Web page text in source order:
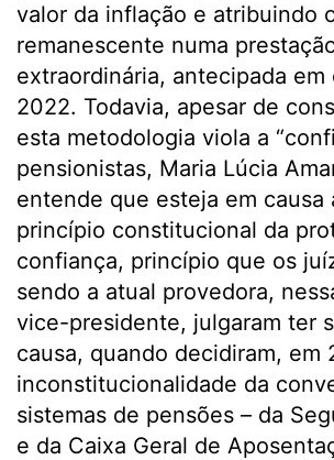
valor da inflação e atribuindo
remanescente numa
extraordinária, antecipada em
2022. Todavia, apesar de
esta metodologia viola a
pensionistas, Maria Lúcia
entende que esteja em causa
princípio constitucional da
confiança, princípio que os
sendo a atual provedora,
vice-presidente, julgaram ter
causa, quando decidiram, em
inconstitucionalidade da
sistemas de pensões – da
e da Caixa Geral de